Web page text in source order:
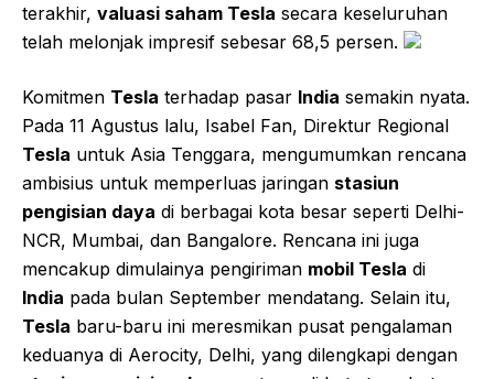
terakhir, valuasi saham Tesla secara keseluruhan
telah melonjak impresif sebesar 68,5 persen.
Komitmen Tesla terhadap pasar India semakin nyata.
Pada 11 Agustus lalu, Isabel Fan, Direktur Regional
Tesla untuk Asia Tenggara, mengumumkan rencana
ambisius untuk memperluas jaringan stasiun
pengisian daya di berbagai kota besar seperti Delhi-
NCR, Mumbai, dan Bangalore. Rencana ini juga
mencakup dimulainya pengiriman mobil Tesla di
India pada bulan September mendatang. Selain itu,
Tesla baru-baru ini meresmikan pusat pengalaman
keduanya di Aerocity, Delhi, yang dilengkapi dengan